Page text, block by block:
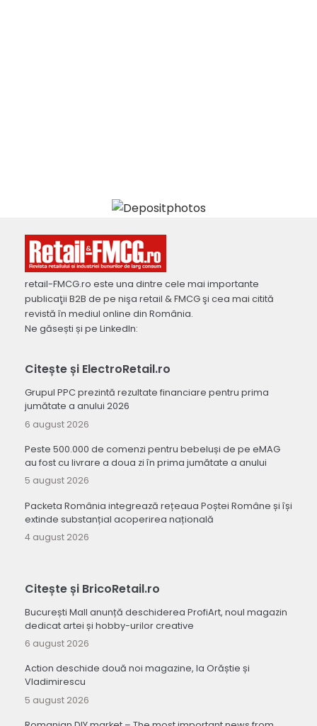
retail-FMCG.ro este una dintre cele mai importante
publicaţii B2B de pe nişa retail & FMCG şi cea mai citită
revistă în mediul online din România.
Ne găsești și pe LinkedIn:
Citește și ElectroRetail.ro
Grupul PPC prezintă rezultate financiare pentru prima
jumătate a anului 2026
6 august 2026
Peste 500.000 de comenzi pentru bebeluși de pe eMAG
au fost cu livrare a doua zi în prima jumătate a anului
5 august 2026
Packeta România integrează rețeaua Poștei Române și își
extinde substanțial acoperirea națională
4 august 2026
Citește și BricoRetail.ro
București Mall anunță deschiderea ProfiArt, noul magazin
dedicat artei și hobby-urilor creative
6 august 2026
Action deschide două noi magazine, la Orăștie și
Vladimirescu
5 august 2026